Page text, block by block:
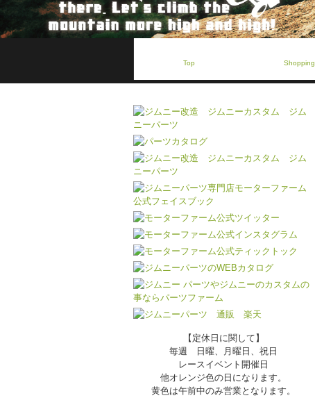
Top Shopping
【定休日に関して】
毎週 日曜、月曜日、祝日
レースイベント開催日
他オレンジ色の日になります。
黄色は午前中のみ営業となります。